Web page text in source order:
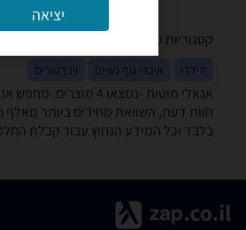
קטגוריות משלימות
דילדו איברי גוף נשיים ויברטורים
אנאלי ‏מוטות -נמצאו 4
חוות דעת, השוואת מחירים ביותר מאלף
בלבד וכל המידע הנחוץ עבור קבלת
יציאה